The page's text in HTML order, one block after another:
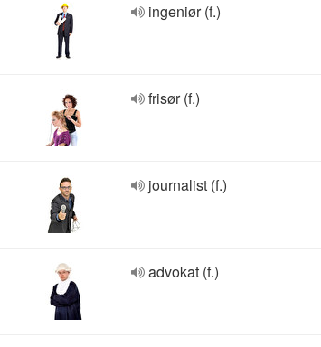
ingeniør (f.)
frisør (f.)
journalist (f.)
advokat (f.)